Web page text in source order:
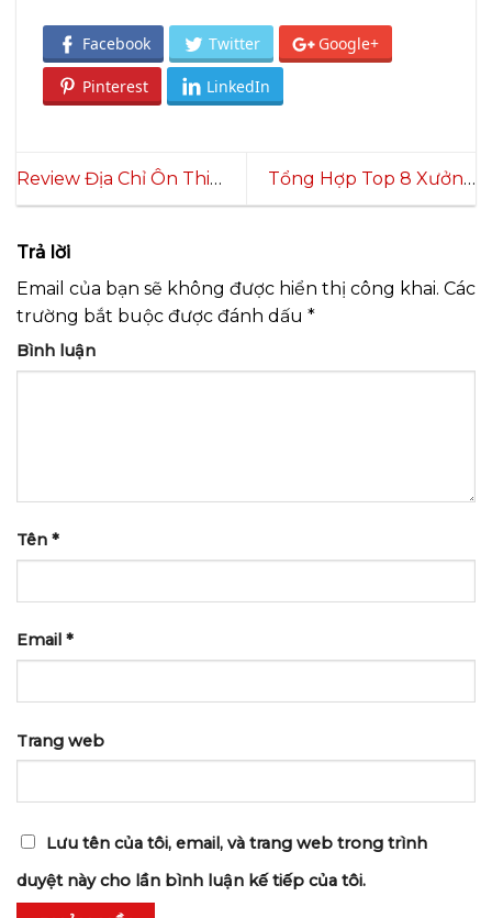
Facebook Twitter Google+
Pinterest LinkedIn
Review Địa Chỉ Ôn Thi
IELTS Online Cá Nhân
Tổng Hợp Top 8 Xưởng
May Quần Áo Số Lượng
Trả lời
Email của bạn sẽ không được hiển thị công khai. Các
trường bắt buộc được đánh dấu *
Bình luận
Tên *
Email *
Trang web
Lưu tên của tôi, email, và trang web trong trình
duyệt này cho lần bình luận kế tiếp của tôi.